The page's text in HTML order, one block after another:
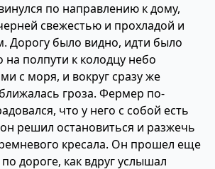
по направлению к дому,
свежестью и прохладой и
Дорогу было видно, идти было
полпути к колодцу небо
с моря, и вокруг сразу же
гроза. Фермер по-
что у него с собой есть
решил остановиться и разжечь
кресала. Он прошел еще
дороге, как вдруг услышал